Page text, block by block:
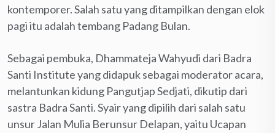
kontemporer. Salah satu yang ditampilkan dengan elok
pagi itu adalah tembang Padang Bulan.
Sebagai pembuka, Dhammateja Wahyudi dari Badra
Santi Institute yang didapuk sebagai moderator acara,
melantunkan kidung Pangutjap Sedjati, dikutip dari
sastra Badra Santi. Syair yang dipilih dari salah satu
unsur Jalan Mulia Berunsur Delapan, yaitu Ucapan